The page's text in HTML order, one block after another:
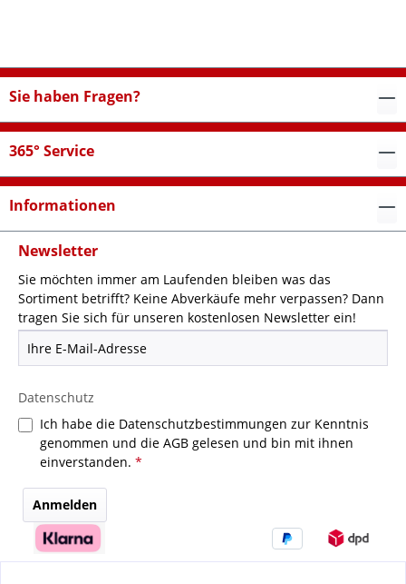
Sie haben Fragen?
365° Service
Informationen
Newsletter
Sie möchten immer am Laufenden bleiben was das
Sortiment betrifft? Keine Abverkäufe mehr verpassen? Dann
tragen Sie sich für unseren kostenlosen Newsletter ein!
Datenschutz
Ich habe die Datenschutzbestimmungen zur Kenntnis
genommen und die AGB gelesen und bin mit ihnen
einverstanden. *
Anmelden